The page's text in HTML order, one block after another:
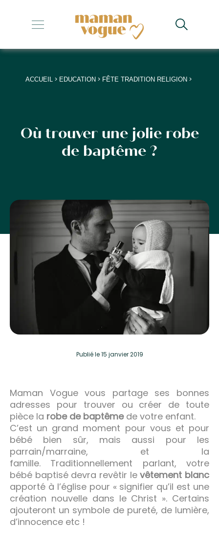
+
+
+
+
ACCUEIL > EDUCATION > FÊTE TRADITION RELIGION >
Où trouver une jolie robe
de baptême ?
Publiéle 15 janvier 2019
Maman Vogue vous partage ses bonnes
adresses pour trouver ou créer de toute
pièce la robe de baptêmede votre enfant.
C’est un grand moment pour vous et pour
bébé bien sûr, mais aussi pour les
parrain/marraine, et la
famille. Traditionnellement parlant, votre
bébé baptisé devra revêtir levêtement blanc
apporté à l’église pour « signifier qu’il est une
création nouvelle dans le Christ ». Certains
ajouteront un symbole de pureté, de lumière,
d’innocence etc !